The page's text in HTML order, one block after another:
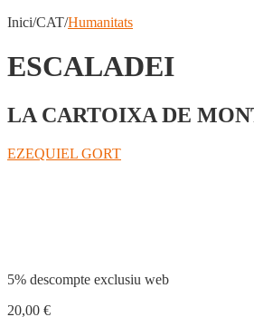
Inici/CAT/Humanitats
ESCALADEI
LA CARTOIXA DE
EZEQUIEL GORT
5% descompte exclusiu web
20,00 €